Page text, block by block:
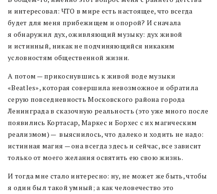
и интересовал: ЧТО в мире есть настоящее, что всегда
будет для меня прибежищем и опорой? И сначала
я обнаружил дух, оживляющий музыку: дух живой
и истинный, никак не подчиняющийся никаким
условностям общественной жизни.
А потом — прикоснувшись к живой воде музыки
«Beatles», которая совершила невозможное и обратила
серую повседневность Московского района города
Ленинграда в сказочную реальность (это уже много после
появились Кортасар, Маркес и Борхес с их магическим
реализмом) — выяснилось, что далеко и ходить не надо:
истинная магия — она всегда здесь и сейчас, все зависит
только от моего желания освятить ею свою жизнь.
И тогда мне стало интересно: ну, не может же быть, чтобы
я один был такой умный; а как человечество это